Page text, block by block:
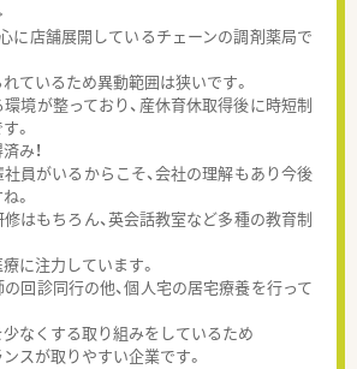
に店舗展開しているチェーンの調剤薬局で
ているため異動範囲は狭いです。
境が整っており、産休育休取得後に時短制
。
み！
員がいるからこそ、会社の理解もあり今後
。
はもちろん、英会話教室など多種の教育制
に注力しています。
回診同行の他、個人宅の居宅療養を行って
なくする取り組みをしているため
スが取りやすい企業です。